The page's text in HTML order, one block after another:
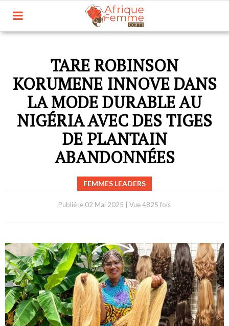
TARE ROBINSON
KORUMENE INNOVE DANS
LA MODE DURABLE AU
NIGÉRIA AVEC DES TIGES
DE PLANTAIN
ABANDONNÉES
FEMMES LEADERS
Publié le 02 Mai 2025 Vue 4825 fois